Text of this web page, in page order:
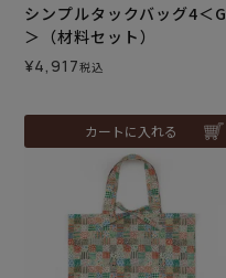
シンプルタックバッグ4＜
＞（材料セット）
¥4,917税込
カートに入れる